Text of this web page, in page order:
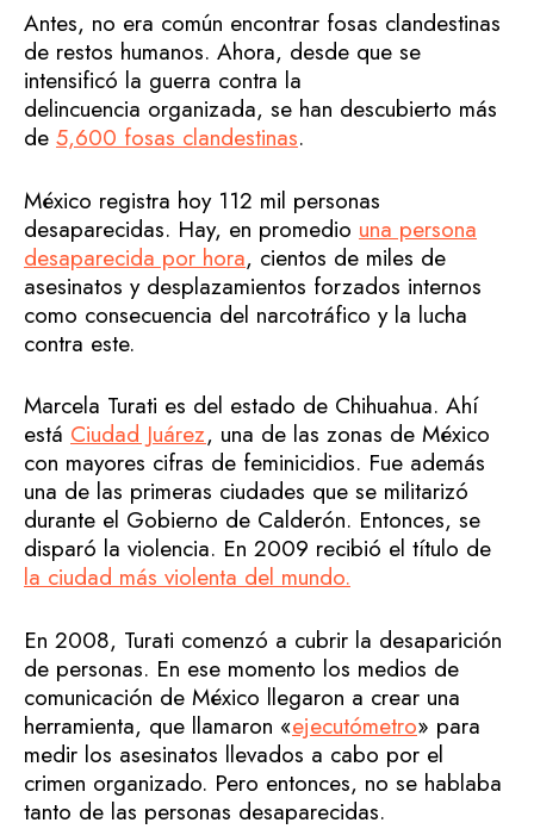
Antes, no era común encontrar fosas clandestinas
de restos humanos. Ahora, desde que se
intensificó la guerra contra la
delincuencia organizada, se han descubierto más
de 5,600 fosas clandestinas.
México registra hoy 112 mil personas
desaparecidas. Hay, en promedio una persona
desaparecida por hora, cientos de miles de
asesinatos y desplazamientos forzados internos
como consecuencia del narcotráfico y la lucha
contra este.
Marcela Turati es del estado de Chihuahua. Ahí
está Ciudad Juárez, una de las zonas de México
con mayores cifras de feminicidios. Fue además
una de las primeras ciudades que se militarizó
durante el Gobierno de Calderón. Entonces, se
disparó la violencia. En 2009 recibió el título de
la ciudad más violenta del mundo.
En 2008, Turati comenzó a cubrir la desaparición
de personas. En ese momento los medios de
comunicación de México llegaron a crear una
herramienta, que llamaron «ejecutómetro» para
medir los asesinatos llevados a cabo por el
crimen organizado. Pero entonces, no se hablaba
tanto de las personas desaparecidas.